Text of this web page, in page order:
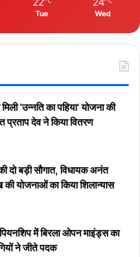
Tue Wed
‘उन्नति का पहिया’ योजना की
देव ने किया वितरण
दो बड़ी सौगात, विधायक अनंत
योजनाओं का किया शिलान्यास
में बिरला ओपन माइंड्स का
ने जीते पदक